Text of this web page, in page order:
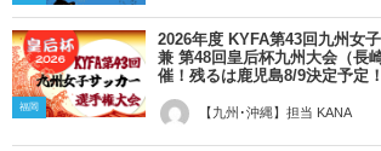
福岡
2026年度 KYFA第43回九州女
兼 第48回皇后杯九州大会（長
催！残るは鹿児島8/9決定予定！
【九州･沖縄】担当 KANA